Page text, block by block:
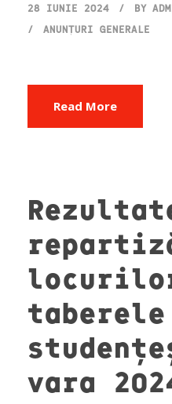
28 IUNIE 2024 BY
ANUNȚURI GENERALE
Read More
taberele
vara